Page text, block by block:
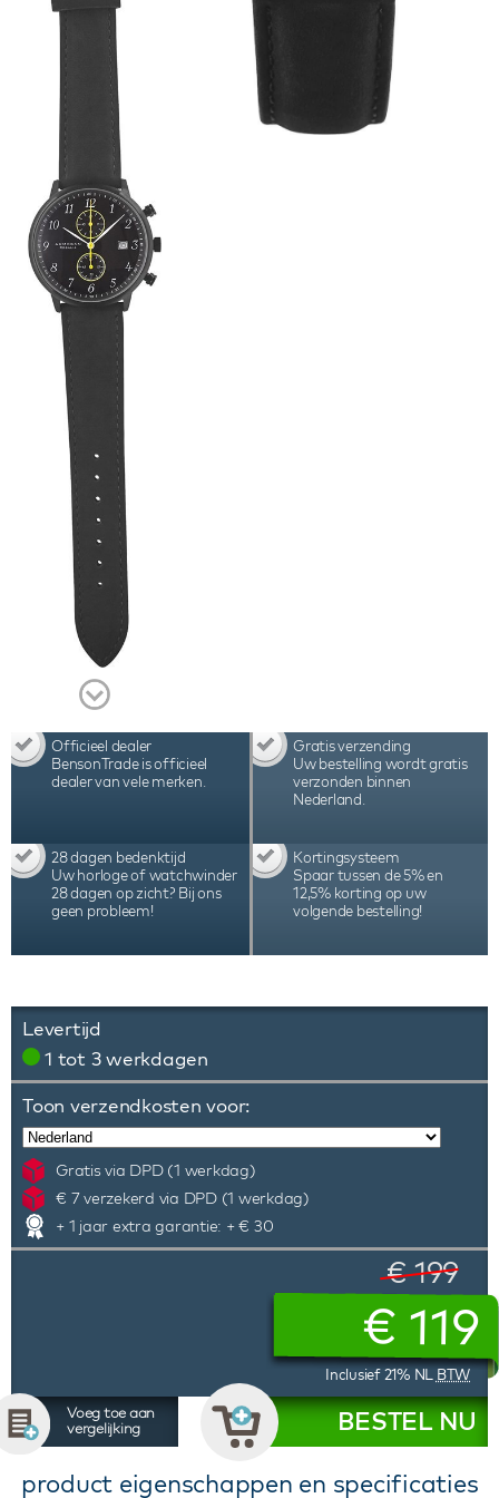
Officieel dealer
BensonTrade is officieel
dealer van vele merken.
Gratis verzending
Uw bestelling wordt gratis
verzonden binnen
Nederland.
28 dagen bedenktijd
Uw horloge of watchwinder
28 dagen op zicht? Bij ons
geen probleem!
Kortingsysteem
Spaar tussen de 5% en
12,5% korting op uw
volgende bestelling!
Levertijd
1 tot 3 werkdagen
Toon verzendkosten voor:
Gratis via DPD (1 werkdag)
€ 7 verzekerd via DPD (1 werkdag)
+ 1 jaar extra garantie: + € 30
€ 199
€119
Inclusief 21% NL BTW
Voeg toe aan
vergelijking
BESTEL NU
product eigenschappen en specificaties